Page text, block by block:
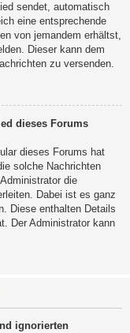
sendet, automatisch
eine entsprechende
von jemandem erhältst,
Dieser kann dem
zu versenden.
dieses Forums
dieses Forums hat
solche Nachrichten
die
Dabei ist es ganz
Diese enthalten Details
Der Administrator kann
ignorierten